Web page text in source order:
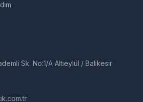
Sk. No:1/A Altıeylül / Balıkesir